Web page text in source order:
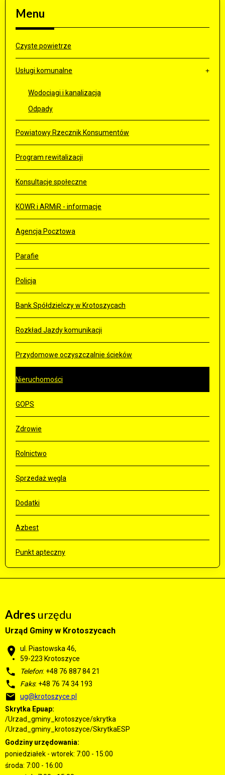
Menu
Czyste powietrze
Usługi komunalne
Wodociągi i kanalizacja
Odpady
Powiatowy Rzecznik Konsumentów
Program rewitalizacji
Konsultacje społeczne
KOWR i ARMiR - informacje
Agencja Pocztowa
Parafie
Policja
Bank Spółdzielczy w Krotoszycach
Rozkład Jazdy komunikacji
Przydomowe oczyszczalnie ścieków
Nieruchomości
GOPS
Zdrowie
Rolnictwo
Sprzedaż węgla
Dodatki
Azbest
Punkt apteczny
Adres urzędu
Urząd Gminy w Krotoszycach
ul. Piastowska 46,
59-223 Krotoszyce
Telefon: +48 76 887 84 21
Faks: +48 76 74 34 193
ug@krotoszyce.pl
Skrytka Epuap:
/Urzad_gminy_krotoszyce/skrytka
/Urzad_gminy_krotoszyce/SkrytkaESP
Godziny urzędowania:
poniedziałek - wtorek: 7:00 - 15:00
środa: 7:00 - 16:00